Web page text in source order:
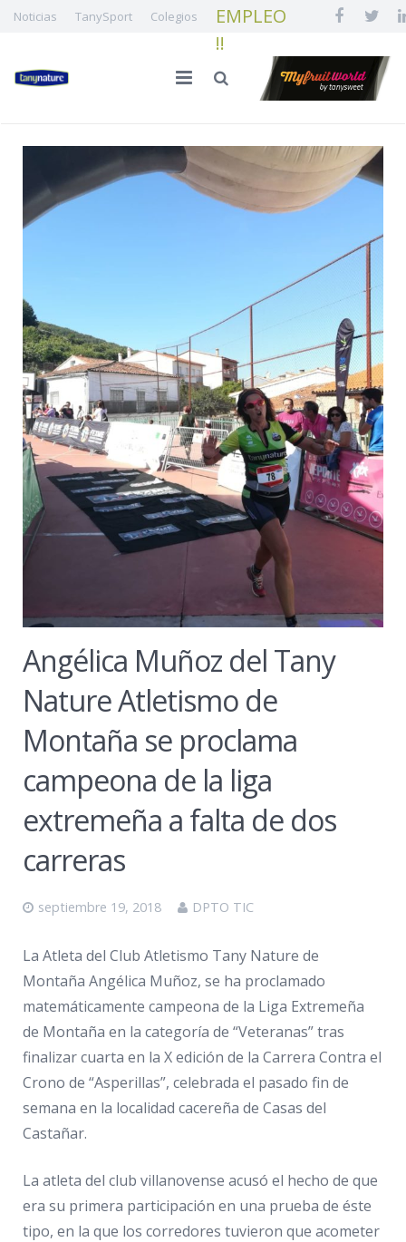
Noticias TanySport Colegios
EMPLEO
!!
INICIO
LA FAMILIA
CALIDAD E INNOVACIÓN
¡¡ EMPLEO !!
Angélica Muñoz del Tany
Nature Atletismo de
Montaña se proclama
campeona de la liga
extremeña a falta de dos
carreras
septiembre 19, 2018 DPTO TIC
La Atleta del Club Atletismo Tany Nature de
Montaña Angélica Muñoz, se ha proclamado
matemáticamente campeona de la Liga Extremeña
de Montaña en la categoría de “Veteranas” tras
finalizar cuarta en la X edición de la Carrera Contra el
Crono de “Asperillas”, celebrada el pasado fin de
semana en la localidad cacereña de Casas del
Castañar.
La atleta del club villanovense acusó el hecho de que
era su primera participación en una prueba de éste
tipo, en la que los corredores tuvieron que acometer